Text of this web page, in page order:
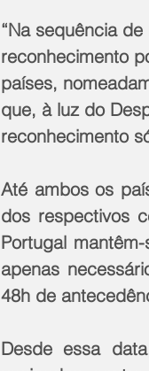
“Na sequência
reconhecimento
países,
que, à luz do
reconhecimento
Até ambos os
dos respectivos
Portugal
apenas
48h de
Desde essa